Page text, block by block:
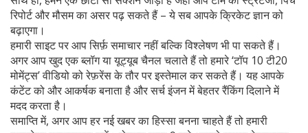
रिपोर्ट और मौसम का असर पढ़ सकते हैं – ये सब आपके क्रिकेट ज्ञान को
बढ़ाएगा।
हमारी साइट पर आप सिर्फ़ समाचार नहीं बल्कि विश्लेषण भी पा सकते हैं।
अगर आप खुद एक ब्लॉग या यूट्यूब चैनल चलाते हैं तो हमारे ‘टॉप 10 टी20
मोमेंट्स’ वीडियो को रेफ़रेंस के तौर पर इस्तेमाल कर सकते हैं। यह आपके
कंटेंट को और आकर्षक बनाता है और सर्च इंजन में बेहतर रैंकिंग दिलाने में
मदद करता है।
समाप्ति में, अगर आप हर नई खबर का हिस्सा बनना चाहते हैं तो हमारी